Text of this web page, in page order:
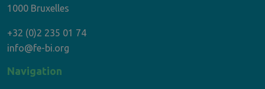
1000 Bruxelles
+32 (0)2 235 01 74
info@fe-bi.org
Navigation